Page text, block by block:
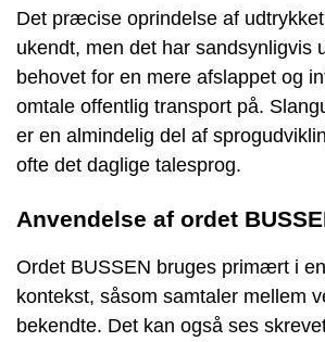
Det præcise oprindelse af
ukendt, men det har sandsynligvis
behovet for en mere afslappet og
omtale offentlig transport på.
er en almindelig del af
ofte det daglige talesprog.
Anvendelse af ordet
Ordet BUSSEN bruges primært i
kontekst, såsom samtaler mellem
bekendte. Det kan også ses